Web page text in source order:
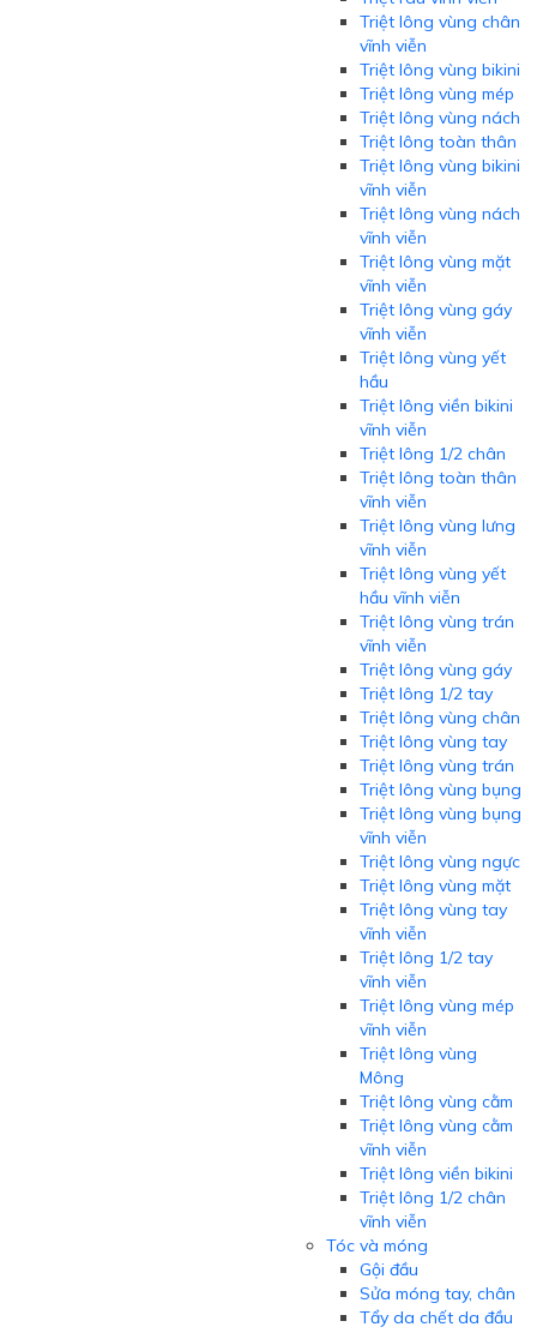
Triệt lông vùng chân
vĩnh viễn
Triệt lông vùng bikini
Triệt lông vùng mép
Triệt lông vùng nách
Triệt lông toàn thân
Triệt lông vùng bikini
vĩnh viễn
Triệt lông vùng nách
vĩnh viễn
Triệt lông vùng mặt
vĩnh viễn
Triệt lông vùng gáy
vĩnh viễn
Triệt lông vùng yết
hầu
Triệt lông viền bikini
vĩnh viễn
Triệt lông 1/2 chân
Triệt lông toàn thân
vĩnh viễn
Triệt lông vùng lưng
vĩnh viễn
Triệt lông vùng yết
hầu vĩnh viễn
Triệt lông vùng trán
vĩnh viễn
Triệt lông vùng gáy
Triệt lông 1/2 tay
Triệt lông vùng chân
Triệt lông vùng tay
Triệt lông vùng trán
Triệt lông vùng bụng
Triệt lông vùng bụng
vĩnh viễn
Triệt lông vùng ngực
Triệt lông vùng mặt
Triệt lông vùng tay
vĩnh viễn
Triệt lông 1/2 tay
vĩnh viễn
Triệt lông vùng mép
vĩnh viễn
Triệt lông vùng
Mông
Triệt lông vùng cằm
Triệt lông vùng cằm
vĩnh viễn
Triệt lông viền bikini
Triệt lông 1/2 chân
vĩnh viễn
Tóc và móng
Gội đầu
Sửa móng tay, chân
Tẩy da chết da đầu